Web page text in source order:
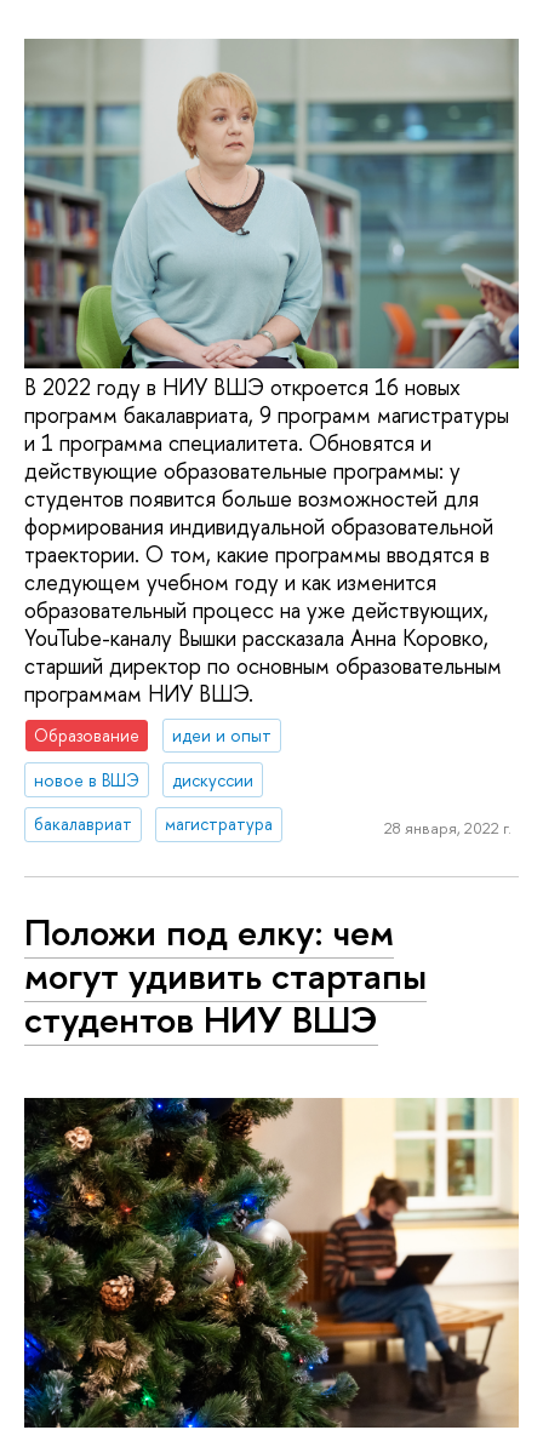
В 2022 году в НИУ ВШЭ откроется 16 новых
программ бакалавриата, 9 программ магистратуры
и 1 программа специалитета. Обновятся и
действующие образовательные программы: у
студентов появится больше возможностей для
формирования индивидуальной образовательной
траектории. О том, какие программы вводятся в
следующем учебном году и как изменится
образовательный процесс на уже действующих,
YouTube-каналу Вышки рассказала Анна Коровко,
старший директор по основным образовательным
программам НИУ ВШЭ.
Образование
идеи и опыт
новое в ВШЭ
дискуссии
бакалавриат
магистратура 28 января, 2022 г.
Положи под елку: чем
могут удивить стартапы
студентов НИУ ВШЭ